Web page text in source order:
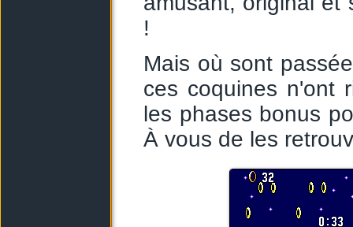
!
Mais où sont
ces coquines n'ont
les phases bonus
À vous de les